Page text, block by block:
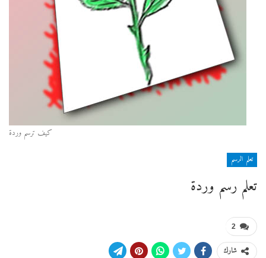
كيف ترسم وردة
تعلم الرسم
تعلم رسم وردة
2
شارك